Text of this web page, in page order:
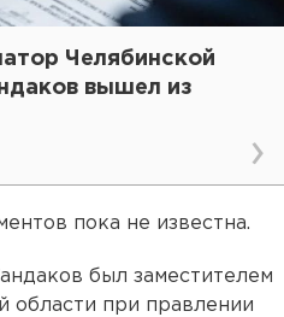
Челябинской
вышел из
пока не известна.
был заместителем
области при правлении